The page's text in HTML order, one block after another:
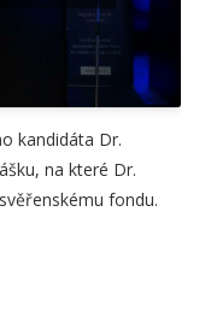
kandidáta Dr.
na které Dr.
fondu.